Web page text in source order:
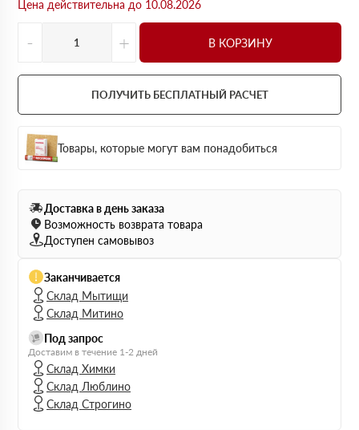
Цена действительна до 10.08.2026
- + В КОРЗИНУ
ПОЛУЧИТЬ БЕСПЛАТНЫЙ РАСЧЕТ
Товары, которые могут вам понадобиться
Доставка в день заказа
Возможность возврата товара
Доступен самовывоз
Заканчивается
Склад Мытищи
Склад Митино
Под запрос
Доставим в течение 1-2 дней
Склад Химки
Склад Люблино
Склад Строгино